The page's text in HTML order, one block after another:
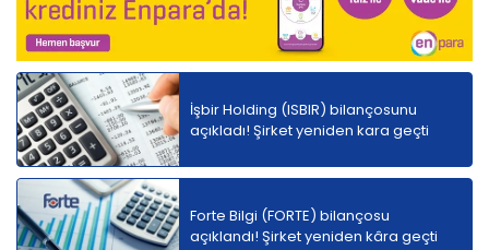
İşbir Holding (ISBIR) bilançosunu
açıkladı! Şirket yeniden kara geçti
Forte Bilgi (FORTE) bilançosu
açıklandı! Şirket yeniden kâra geçti